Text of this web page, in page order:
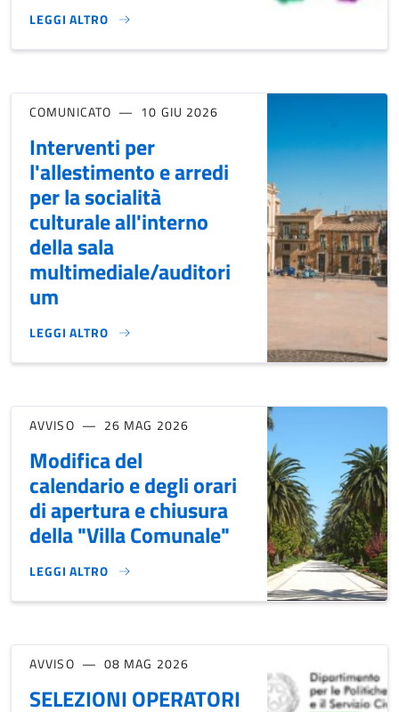
LEGGI ALTRO
AGGIORNAMENTO ALBO DISTRETTUALE DEGLI ENTI
COMUNICATO 10 GIU 2026
Interventi per
l'allestimento e arredi
per la socialità
culturale all'interno
della sala
multimediale/auditori
um
LEGGI ALTRO
INTERVENTI PER L'ALLESTIMENTO E ARREDI PER LA
AVVISO 26 MAG 2026
Modifica del
calendario e degli orari
di apertura e chiusura
della "Villa Comunale"
LEGGI ALTRO
MODIFICA DEL CALENDARIO E DEGLI ORARI DI APERTURA
AVVISO 08 MAG 2026
SELEZIONI OPERATORI